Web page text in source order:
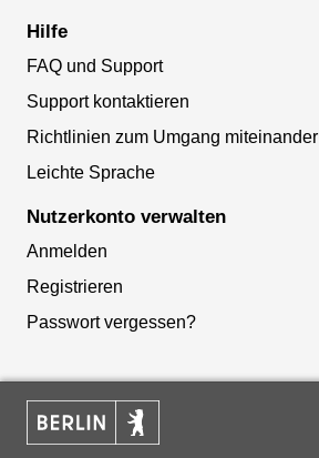
Hilfe
FAQ und Support
Support kontaktieren
Richtlinien zum Umgang miteinander
Leichte Sprache
Nutzerkonto verwalten
Anmelden
Registrieren
Passwort vergessen?